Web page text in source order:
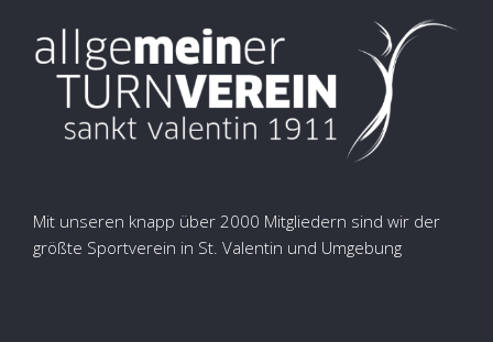
Mit unseren knapp über 2000 Mitgliedern sind wir der
größte Sportverein in St. Valentin und Umgebung